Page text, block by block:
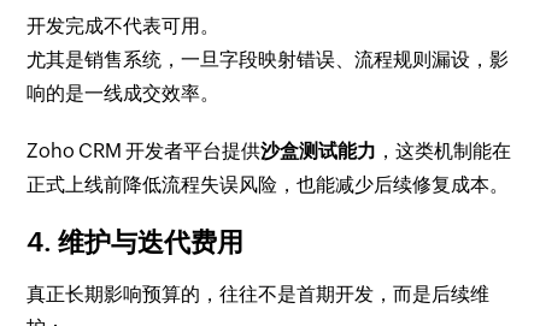
开发完成不代表可用。
尤其是销售系统，一旦字段映射错误、流程规则漏设，影
响的是一线成交效率。
Zoho CRM 开发者平台提供沙盒测试能力 ，这类机制能在
正式上线前降低流程失误风险，也能减少后续修复成本。
4. 维护与迭代费用
真正长期影响预算的，往往不是首期开发，而是后续维